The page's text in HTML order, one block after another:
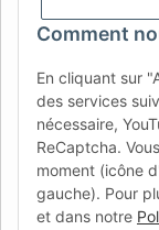
Comment
En cliquant sur
des services
nécessaire,
ReCaptcha.
moment (icône
gauche). Pour
et dans notre
AFATEK France|
Conseil
Offre pour les